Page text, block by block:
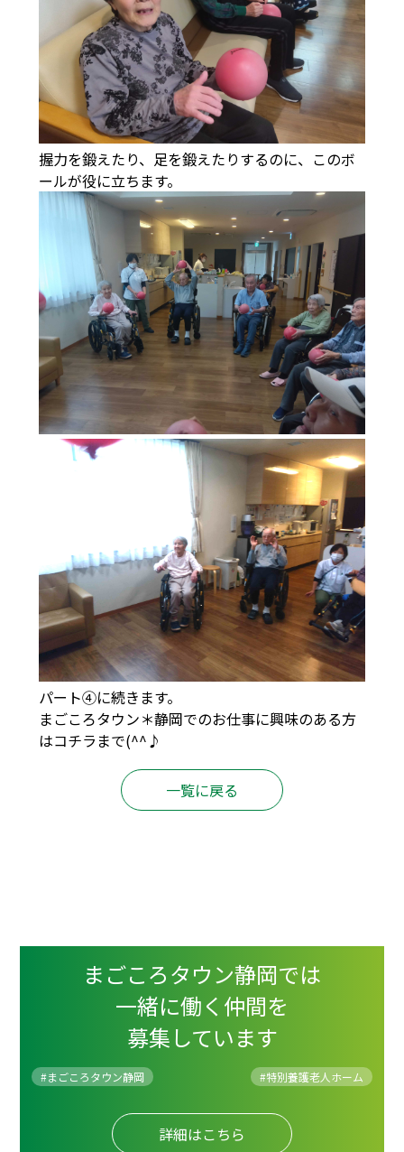
握力を鍛えたり、足を鍛えたりするのに、このボ
ールが役に立ちます。
パート④に続きます。
まごころタウン＊静岡でのお仕事に興味のある方
はコチラ まで(^^♪
一覧に戻る
まごころタウン静岡では
一緒に働く仲間を
募集しています
#まごころタウン静岡 #特別養護老人ホーム
詳細はこちら